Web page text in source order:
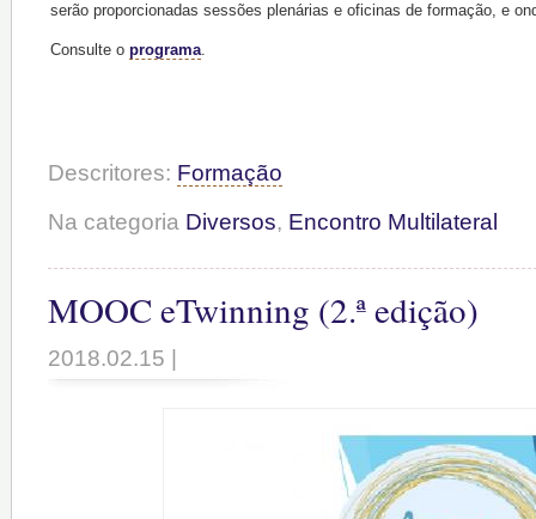
serão proporcionadas sessões plenárias e oficinas de formação, e
Consulte o programa
Descritores: Formação
Na categoria Diversos, Encontro Multilateral
MOOC eTwinning (2.ª edição)
2018.02.15 |